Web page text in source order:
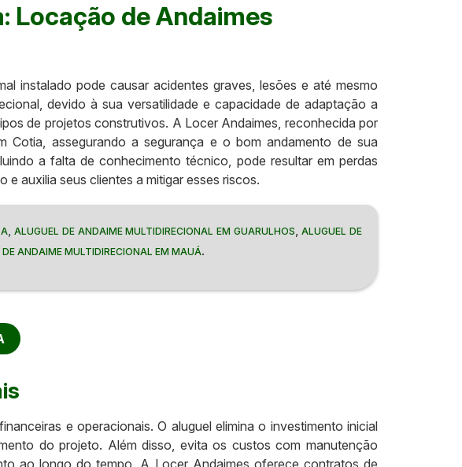
Locação de Andaimes
instalado pode causar acidentes graves, lesões e até mesmo
devido à sua versatilidade e capacidade de adaptação a
de projetos construtivos. A Locer Andaimes, reconhecida por
Cotia, assegurando a segurança e o bom andamento de sua
a falta de conhecimento técnico, pode resultar em perdas
auxilia seus clientes a mitigar esses riscos.
,ALUGUEL DE ANDAIME MULTIDIRECIONAL EM GUARULHOS,ALUGUEL DE
DE ANDAIME MULTIDIRECIONAL EM MAUÁ.
e operacionais. O aluguel elimina o investimento inicial
do projeto. Além disso, evita os custos com manutenção